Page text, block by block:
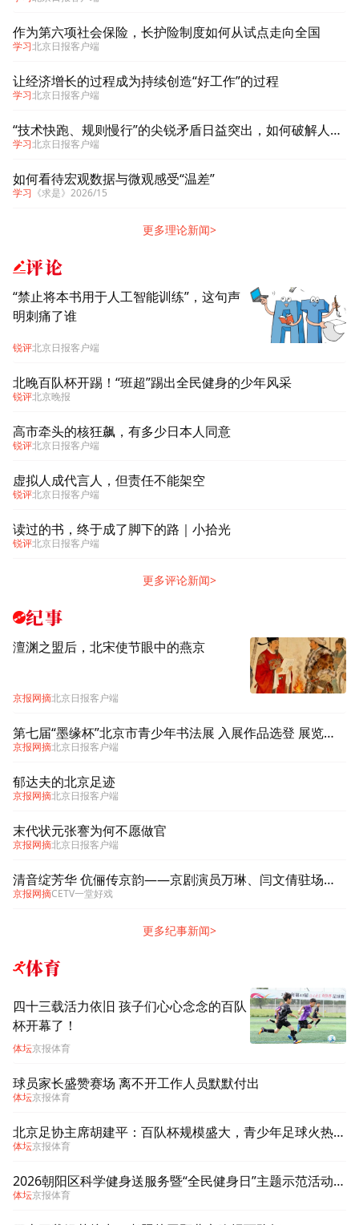
作为第六项社会保险，长护险制度如何从试点走向全国
学习北京日报客户端
让经济增长的过程成为持续创造“好工作”的过程
学习北京日报客户端
“技术快跑、规则慢行”的尖锐矛盾日益突出，如何破解人工智能风险？
学习北京日报客户端
如何看待宏观数据与微观感受“温差”
学习 《求是》2026/15
更多理论新闻>
评论
“禁止将本书用于人工智能训练”，这句声
明刺痛了谁
锐评北京日报客户端
北晚百队杯开踢！“班超”踢出全民健身的少年风采
锐评北京晚报
高市牵头的核狂飙，有多少日本人同意
锐评北京日报客户端
虚拟人成代言人，但责任不能架空
锐评北京日报客户端
读过的书，终于成了脚下的路｜小拾光
锐评北京日报客户端
更多评论新闻>
纪事
澶渊之盟后，北宋使节眼中的燕京
京报网摘北京日报客户端
第七届“墨缘杯”北京市青少年书法展 入展作品选登 展览即将揭
京报网摘北京日报客户端
郁达夫的北京足迹
京报网摘北京日报客户端
末代状元张謇为何不愿做官
京报网摘北京日报客户端
清音绽芳华 伉俪传京韵——京剧演员万琳、闫文倩驻场演绎国粹经典
京报网摘CETV一堂好戏
更多纪事新闻>
体育
四十三载活力依旧 孩子们心心念念的百队
杯开幕了！
体坛京报体育
球员家长盛赞赛场 离不开工作人员默默付出
体坛京报体育
北京足协主席胡建平：百队杯规模盛大，青少年足球火热有活力
体坛京报体育
2026朝阳区科学健身送服务暨“全民健身日”主题示范活动举行
体坛京报体育